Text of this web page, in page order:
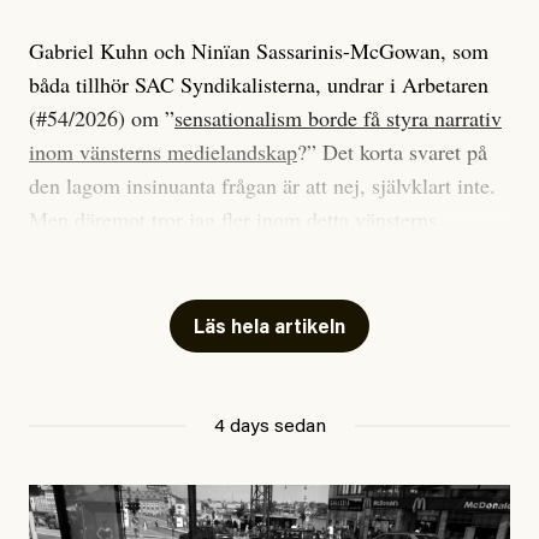
Gabriel Kuhn och Ninïan Sassarinis-McGowan, som
båda tillhör SAC Syndikalisterna, undrar i Arbetaren
(#54/2026) om ”sensationalism borde få styra narrativ
inom vänsterns medielandskap?” Det korta svaret på
den lagom insinuanta frågan är att nej, självklart inte.
Men däremot tror jag fler inom detta vänsterns
journalistik som vänder sig till många snarare än att
jaga inbördes beundran. Det har i alla fall fungerat för
McGowan riktar sin kritik mot.
Läs hela artikeln
4 days sedan